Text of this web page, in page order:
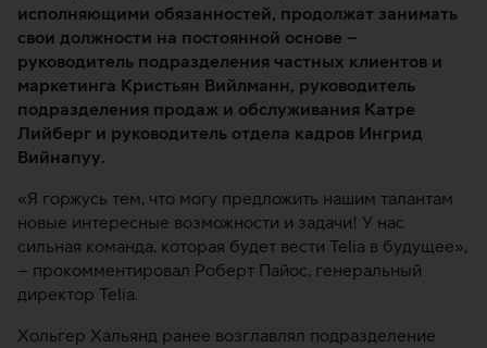
исполняющими обязанностей, продолжат занимать
свои должности на постоянной основе –
руководитель подразделения частных клиентов и
маркетинга Кристьян Вийлманн, руководитель
подразделения продаж и обслуживания Катре
Лийберг и руководитель отдела кадров Ингрид
Вийнапуу.
«Я горжусь тем, что могу предложить нашим талантам
новые интересные возможности и задачи! У нас
сильная команда, которая будет вести Telia в будущее»,
– прокомментировал Роберт Пайос, генеральный
директор Telia.
Хольгер Хальянд ранее возглавлял подразделение